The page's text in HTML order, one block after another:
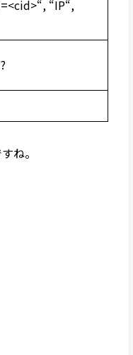
“IP“,
ね。